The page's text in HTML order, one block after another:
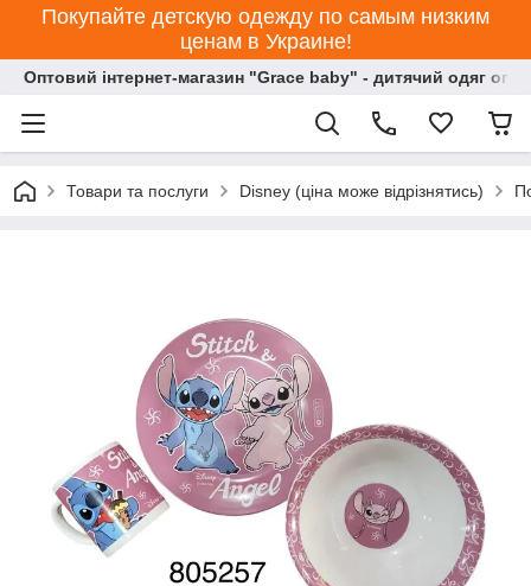
Покупайте детскую одежду по самым низким
ценам в Украине!
Оптовий інтернет-магазин "Grace baby" - дитячий одяг
Товари та послуги Disney (ціна може відрізнятись)